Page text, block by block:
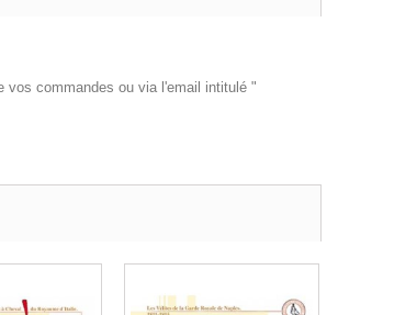
vos commandes ou via l'email intitulé "